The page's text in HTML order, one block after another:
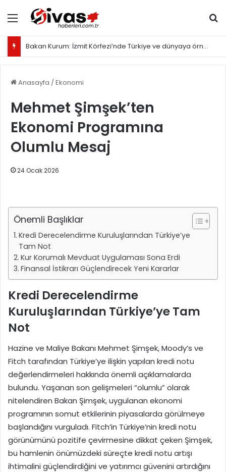
Menü
Bakan Kurum: İzmit Körfezi’nde Türkiye ve dünyaya örnek olacak proje yürütüyoruz
Anasayfa / Ekonomi
Mehmet Şimşek’ten
Ekonomi Programına
Olumlu Mesaj
24 Ocak 2026
Önemli Başlıklar
Kredi Derecelendirme Kuruluşlarından Türkiye’ye
Tam Not
Kur Korumalı Mevduat Uygulaması Sona Erdi
Finansal İstikrarı Güçlendirecek Yeni Kararlar
Kredi Derecelendirme
Kuruluşlarından Türkiye’ye Tam
Not
Hazine ve Maliye Bakanı Mehmet Şimşek, Moody’s ve
Fitch tarafından Türkiye’ye ilişkin yapılan kredi notu
değerlendirmeleri hakkında önemli açıklamalarda
bulundu. Yaşanan son gelişmeleri “olumlu” olarak
nitelendiren Bakan Şimşek, uygulanan ekonomi
programının somut etkilerinin piyasalarda görülmeye
başlandığını vurguladı. Fitch’in Türkiye’nin kredi notu
görünümünü pozitife çevirmesine dikkat çeken Şimşek,
bu hamlenin önümüzdeki süreçte kredi notu artışı
ihtimalini güçlendirdiğini ve yatırımcı güvenini artırdığını